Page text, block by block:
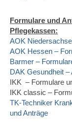
Formulare und
Pflegekassen:
AOK
AOK Hessen –
Barmer –
DAK Gesundheit –
IKK – Formulare
IKK classic –
TK-Techniker
und Anträge